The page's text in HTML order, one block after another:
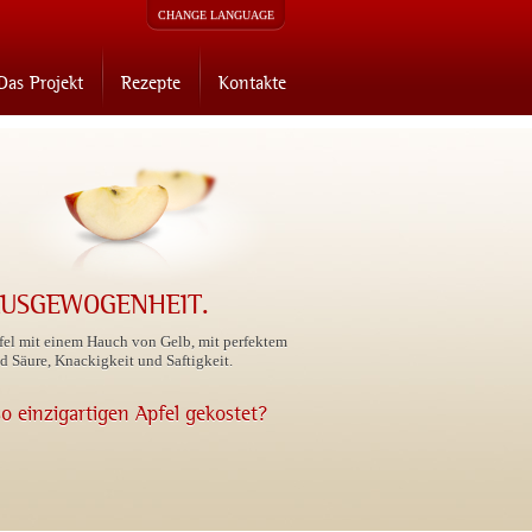
CHANGE LANGUAGE
Projekt Rezepte Kontakte
mit einem Hauch von Gelb, mit perfektem
Säure, Knackigkeit und Saftigkeit.
einzigartigen Apfel gekostet?